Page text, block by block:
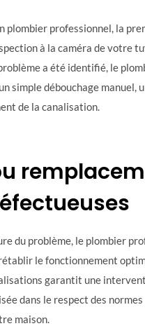
plombier professionnel, la
à la caméra de votre
a été identifié, le
simple débouchage manuel,
de la canalisation.
du problème, le plombier
le fonctionnement
garantit une
dans le respect des
maison.